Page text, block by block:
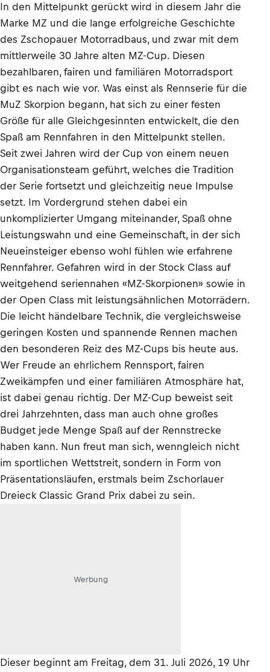
In den Mittelpunkt gerückt wird in diesem Jahr die
Marke MZ und die lange erfolgreiche Geschichte
des Zschopauer Motorradbaus, und zwar mit dem
mittlerweile 30 Jahre alten MZ-Cup. Diesen
bezahlbaren, fairen und familiären Motorradsport
gibt es nach wie vor. Was einst als Rennserie für die
MuZ Skorpion begann, hat sich zu einer festen
Größe für alle Gleichgesinnten entwickelt, die den
Spaß am Rennfahren in den Mittelpunkt stellen.
Seit zwei Jahren wird der Cup von einem neuen
Organisationsteam geführt, welches die Tradition
der Serie fortsetzt und gleichzeitig neue Impulse
setzt. Im Vordergrund stehen dabei ein
unkomplizierter Umgang miteinander, Spaß ohne
Leistungswahn und eine Gemeinschaft, in der sich
Neueinsteiger ebenso wohl fühlen wie erfahrene
Rennfahrer. Gefahren wird in der Stock Class auf
weitgehend seriennahen «MZ-Skorpionen» sowie in
der Open Class mit leistungsähnlichen Motorrädern.
Die leicht händelbare Technik, die vergleichsweise
geringen Kosten und spannende Rennen machen
den besonderen Reiz des MZ-Cups bis heute aus.
Wer Freude an ehrlichem Rennsport, fairen
Zweikämpfen und einer familiären Atmosphäre hat,
ist dabei genau richtig. Der MZ-Cup beweist seit
drei Jahrzehnten, dass man auch ohne großes
Budget jede Menge Spaß auf der Rennstrecke
haben kann. Nun freut man sich, wenngleich nicht
im sportlichen Wettstreit, sondern in Form von
Präsentationsläufen, erstmals beim Zschorlauer
Dreieck Classic Grand Prix dabei zu sein.
Werbung
Dieser beginnt am Freitag, dem 31. Juli 2026, 19 Uhr